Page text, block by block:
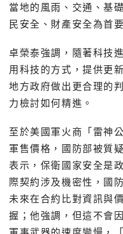
當地的風雨、交通、基
民安全、財產安全為首
卓榮泰強調，隨著科技
用科技的方式，提供更
地方政府做出更合理的
力檢討如何精進。
至於美國軍火商「雷神
軍售價格，國防部被質
表示，保衛國家安全是
際契約涉及機密性，國
未來在合約比對資訊與
握；他強調，但這不會